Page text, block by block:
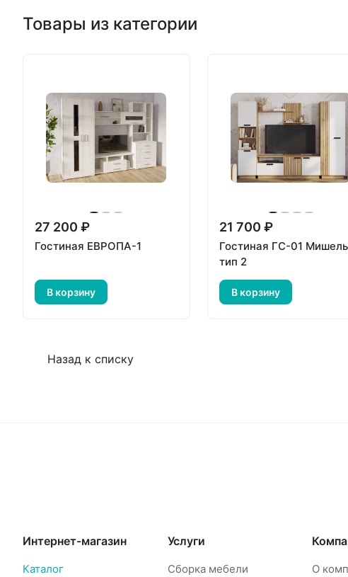
Товары из категории
27 200 ₽
Гостиная ЕВРОПА-1
В корзину
21 700 ₽
Гостиная ГС-01 Мишель
тип 2
В корзину
Назад к списку
Интернет-магазин
Каталог
Услуги
Сборка мебели О